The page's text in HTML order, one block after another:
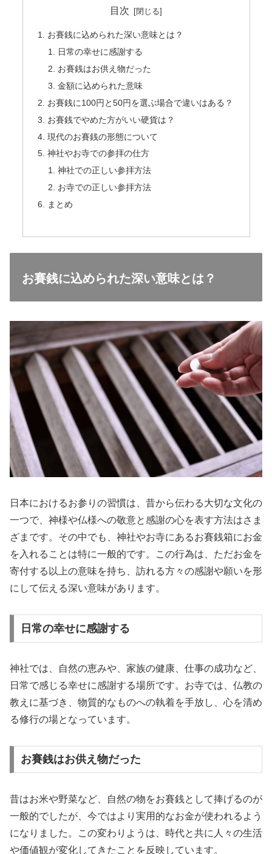
目次
お賽銭に込められた深い意味とは？
日常の幸せに感謝する
お賽銭はお供え物だった
金額に込められた意味
お賽銭に100円と50円を選ぶ場合で違いはある？
お賽銭でやめた方がいい硬貨は？
現代のお賽銭の形態について
神社やお寺での参拝の仕方
神社での正しい参拝方法
お寺での正しい参拝方法
まとめ
お賽銭に込められた深い意味とは？
日本におけるお参りの習慣は、昔から伝わる大切な文化の
一つで、神様や仏様への敬意と感謝の心を表す方法はさま
ざまです。その中でも、神社やお寺にあるお賽銭箱にお金
を入れることは特に一般的です。この行為は、ただお金を
寄付する以上の意味を持ち、訪れる方々の感謝や願いを形
にして伝える深い意味があります。
日常の幸せに感謝する
神社では、自然の恵みや、家族の健康、仕事の成功など、
日常で感じる幸せに感謝する場所です。お寺では、仏教の
教えに基づき、物質的なものへの執着を手放し、心を清め
る修行の場となっています。
お賽銭はお供え物だった
昔はお米や野菜など、自然の物をお賽銭として捧げるのが
一般的でしたが、今ではより実用的なお金が使われるよう
になりました。この変わりようは、時代と共に人々の生活
や価値観が変化してきたことを反映しています。